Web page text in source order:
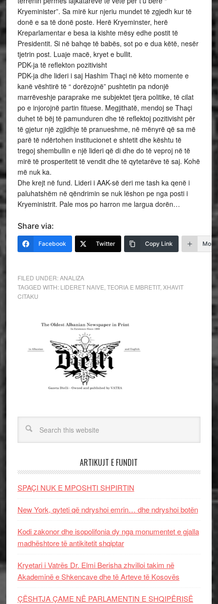
Kryeminister”. Sa mirë kur njeriu mundet të zgjedh kur të
donë e sa të donë poste. Herë Kryeminster, herë
Kreparlamentar e besa ia kishte mësy edhe postit të
Presidentit. Si në bahqe të babës, sot po e dua këtë, nesër
tjetrin post. Luaje macë, kryet e bullit.
PDK-ja të reflekton pozitivisht
PDK-ja dhe lideri i saj Hashim Thaçi në këto momente e
kanë vështirë të “ dorëzojnë” pushtetin pa ndonjë
marrëveshje paraprake me subjektet tjera politike, të cilat
po e injorojnë partin fituese. Megjithatë, mendoj se Thaçi
duhet të bëj të pamunduren dhe të reflektoj pozitivisht për
të gjetur një zgjidhje të pranueshme, në mënyrë që sa më
parë të ndërtohen institucionet e shtetit dhe kështu të
tregoj shembullin e një lideri që di dhe do të veproj në të
mirë të prosperitetit të vendit dhe të qytetarëve të saj. Kohë
më nuk ka.
Dhe krejt në fund. Lideri i AAK-së deri me tash ka qenë i
paluhatshëm në qëndrimin se nuk lëshon pe nga posti i
Kryeministrit. Pale mos po harron me largua dorën…
Share via:
Facebook Twitter Copy Link More
FILED UNDER:ANALIZA
TAGGED WITH: LIDERET NAIVE TEORIA E MBRETIT, XHAVIT
CITAKU
ARTIKUJT E FUNDIT
SPAÇI NUK E MPOSHTI SHPIRTIN
New York, qyteti që ndryshoi emrin… dhe ndryshoi botën
Kodi zakonor dhe isopolifonia dy nga monumentet e gjalla
madhështore të antikitetit shqiptar
Kryetari i Vatrës Dr. Elmi Berisha zhvilloi takim në
Akademinë e Shkencave dhe të Arteve të Kosovës
ÇËSHTJA ÇAME NË PARLAMENTIN E SHQIPËRISË